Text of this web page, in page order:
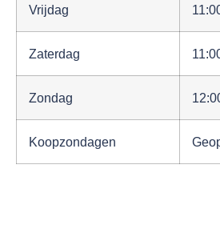
Vrijdag
Zaterdag
Zondag
Koopzondagen